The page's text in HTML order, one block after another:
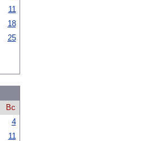
11
18
25
Вс
4
11